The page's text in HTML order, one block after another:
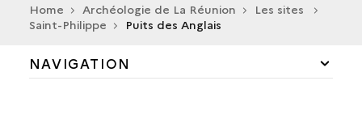
Home Archéologie de La Réunion
Les sites
Saint-Philippe
Puits des Anglais
NAVIGATION